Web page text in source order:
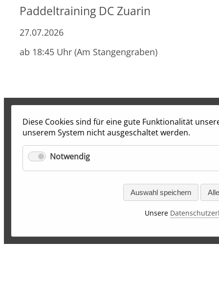
Paddeltraining DC Zuarin
27.07.2026
ab 18:45 Uhr (Am Stangengraben)
Diese Cookies sind für eine gute Funktionalität
unserem System nicht ausgeschaltet werden.
Notwendig
Auswahl speichern
Unsere